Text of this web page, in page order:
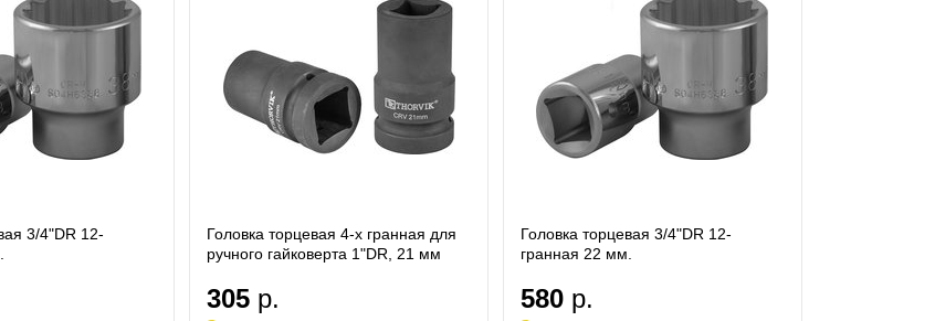
3/4"DR 12-
Головка торцевая 4-х гранная для
ручного гайковерта 1"DR, 21 мм
305 р.
Головка торцевая 3/4"DR 12-
гранная 22 мм.
580р.